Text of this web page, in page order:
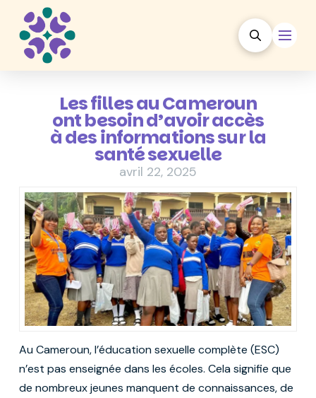
Les filles au Cameroun
ont besoin d’avoir accès
à des informations sur la
santé sexuelle
avril 22, 2025
Au Cameroun, l’éducation sexuelle complète (ESC)
n’est pas enseignée dans les écoles. Cela signifie que
de nombreux jeunes manquent de connaissances, de